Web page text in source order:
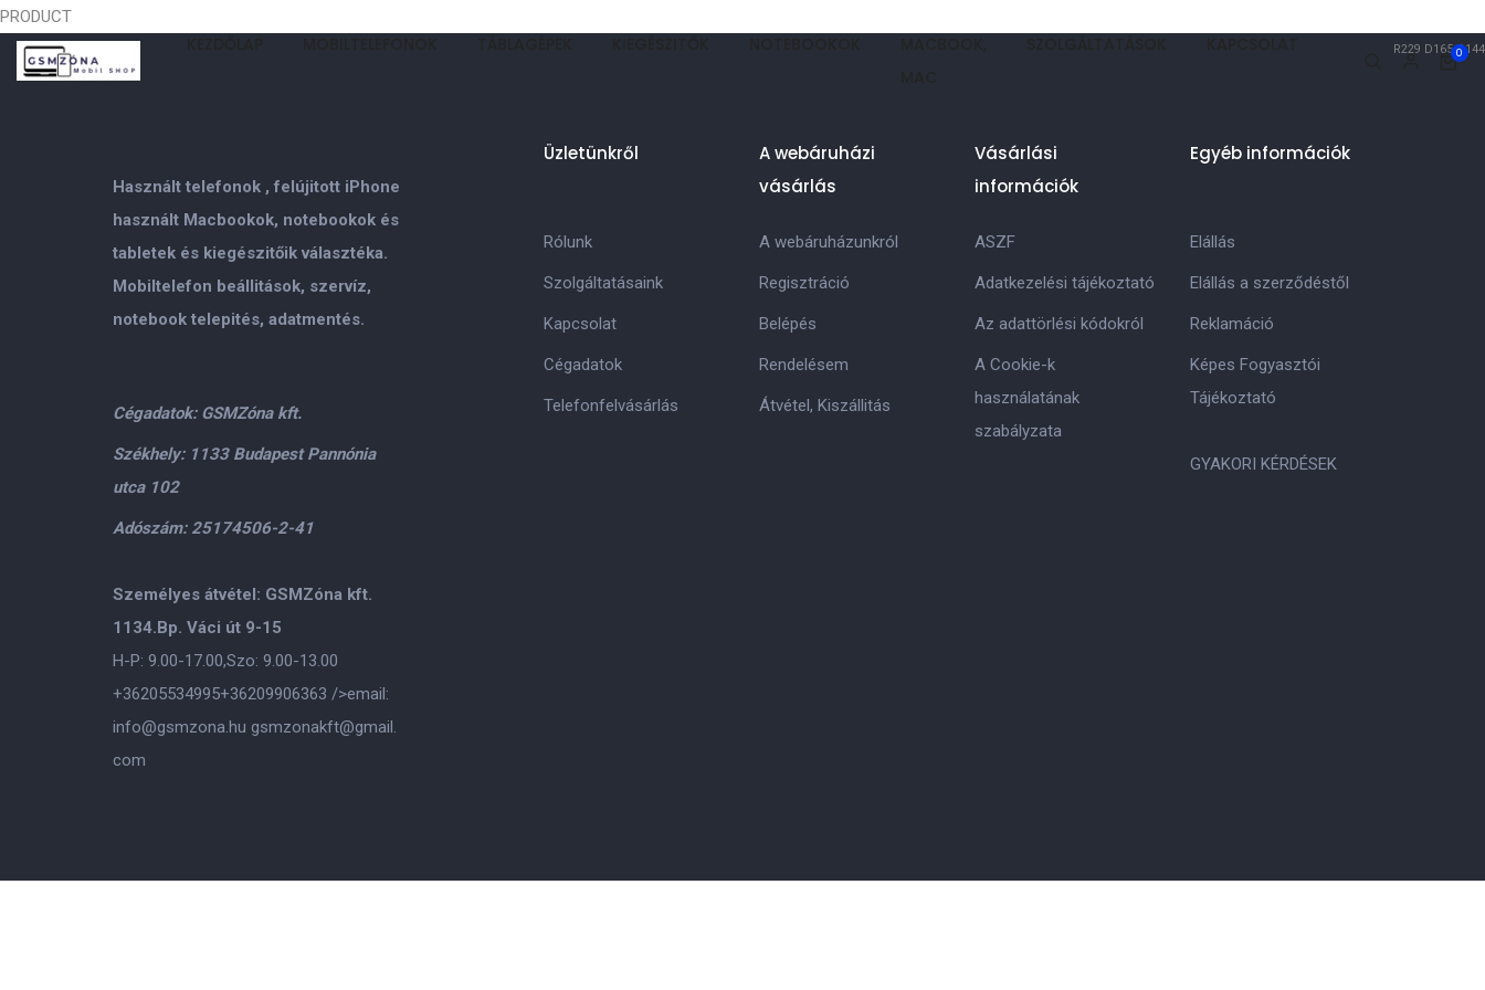
0
PRODUCT
R229 D165 Q144
Használt telefonok , felújitott iPhone
használt Macbookok, notebookok és
tabletek és kiegészitőik választéka.
Mobiltelefon beállitások, szervíz,
notebook telepités, adatmentés.
Cégadatok: GSMZóna kft.
Székhely: 1133 Budapest Pannónia
utca 102
Adószám: 25174506-2-41
Személyes átvétel: GSMZóna kft.
1134.Bp. Váci út 9-15
H-P: 9.00-17.00,Szo: 9.00-13.00
+36205534995+36209906363 />email:
info@gsmzona.hu gsmzonakft@gmail.
com
Üzletünkről
Rólunk
Szolgáltatásaink
Kapcsolat
Cégadatok
Telefonfelvásárlás
A webáruházi
vásárlás
A webáruházunkról
Regisztráció
Belépés
Rendelésem
Átvétel, Kiszállitás
Vásárlási
információk
ASZF
Adatkezelési tájékoztató
Az adattörlési kódokról
A Cookie-k
használatának
szabályzata
Egyéb információk
Elállás
Elállás a szerződéstől
Reklamáció
Képes Fogyasztói
Tájékoztató
GYAKORI KÉRDÉSEK